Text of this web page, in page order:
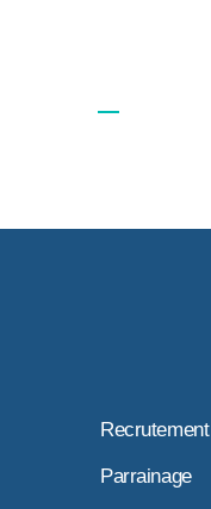
Recrutement
Parrainage